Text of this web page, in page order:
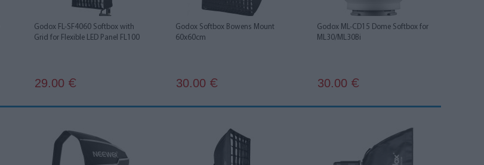
Godox FL-SF4060 Softbox with
Grid for Flexible LED Panel FL100
29.00 €
Godox Softbox Bowens Mount
60x60cm
30.00 €
Godox ML-CD15 Dome Softbox for
ML30/ML30Bi
30.00 €